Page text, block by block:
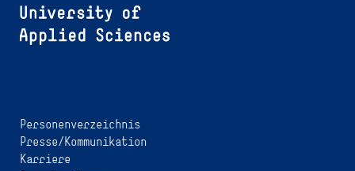
Personenverzeichnis
Presse/Kommunikation
Karriere